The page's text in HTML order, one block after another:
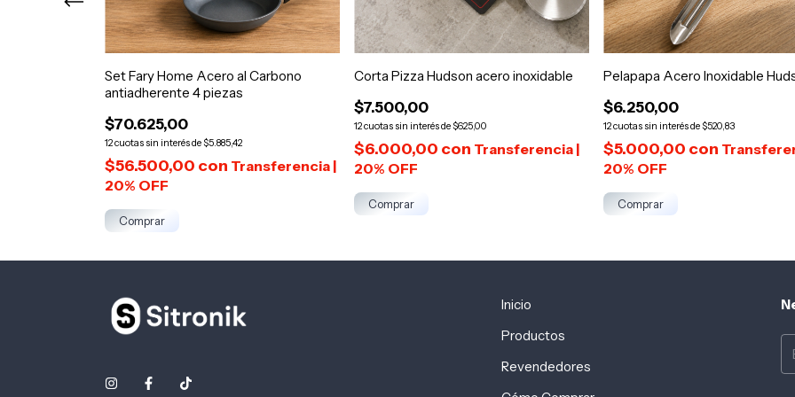
Set Fary Home Acero al Carbono
antiadherente 4 piezas
$70.625,00
12 $5.885,42
$56.500,00 con
Comprar
Corta Pizza Hudson acero inoxidable
$7.500,00
12 $625,00
$6.000,00 con
Comprar
Pelapapa Acero Inoxidable
$6.250,00
12 $520,83
$5.000,00 con
Comprar
Inicio
Productos
Revendedores